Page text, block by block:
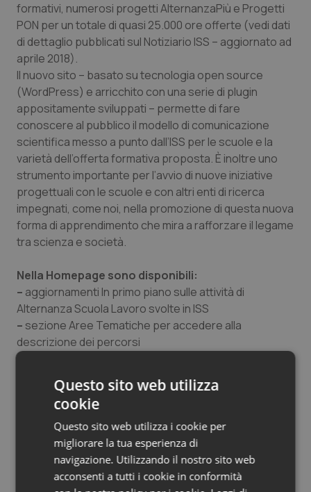
Quotidiano Cardiologia
Quotidiano Chirurgia
Quotidiano Oncologia
Quotidiano Pediatria
Rene & patologie urogenitali
Salute orale & impianti
Sangue & coagulazione
Tiroide
Tumore al seno
Tumore ovarico
Tumori del Polmone & Testa Collo
Tumori gastrointestinali
Ulcera & Reflusso
Vaccini
formativi, numerosi progetti AlternanzaPiù e Progetti
PON per un totale di quasi 25.000 ore offerte (vedi dati
di dettaglio pubblicati sul Notiziario ISS – aggiornato ad
aprile 2018).
Il nuovo sito – basato su tecnologia open source
(WordPress) e arricchito con una serie di plugin
appositamente sviluppati – permette di fare
conoscere al pubblico il modello di comunicazione
scientifica messo a punto dall’ISS per le scuole e la
varietà dell’offerta formativa proposta. È inoltre uno
strumento importante per l’avvio di nuove iniziative
progettuali con le scuole e con altri enti di ricerca
impegnati, come noi, nella promozione di questa nuova
forma di apprendimento che mira a rafforzare il legame
tra scienza e società.
Nella Homepage sono disponibili:
– aggiornamenti In primo piano sulle attività di
Alternanza Scuola Lavoro svolte in ISS
– sezione Aree Tematiche per accedere alla
descrizione dei percorsi
–
accesso all’Area Riservata per gestire in modo
informatizzato tutte le attività svolte con le scuole e
all’interno dell’ISS generando anche un registro per
gestire presenze, autorizzazioni di accesso, logistica
in sicurezza degli spazi.
Questo sito web utilizza
cookie
Questo sito web utilizza i cookie per
migliorare la tua esperienza di
navigazione. Utilizzando il nostro sito web
acconsenti a tutti i cookie in conformità